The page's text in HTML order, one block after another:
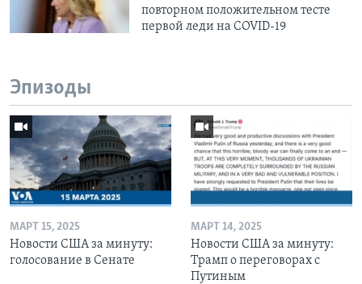
повторном положительном тесте
первой леди на COVID-19
Эпизоды
МАРТ 15, 2025
Новости США за минуту:
голосование в Сенате
МАРТ 14, 2025
Новости США за минуту:
Трамп о переговорах с
Путиным